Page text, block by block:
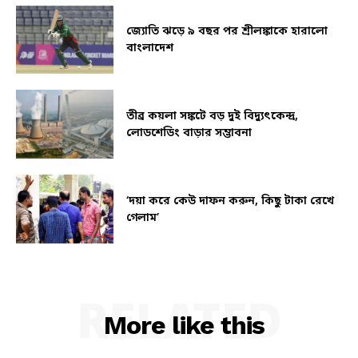
জ্যোতি ঝড়ে ৯ বছর পর শ্রীলঙ্কাকে হারালো
বাংলাদেশ
তীব্র কয়লা সঙ্কটে বড় দুই বিদ্যুৎকেন্দ্র,
লোডশেডিং বাড়ার সম্ভাবনা
‘দয়া করে কেউ দাফন করুন, কিছু টাকা রেখে
গেলাম’
More like this
RELATED